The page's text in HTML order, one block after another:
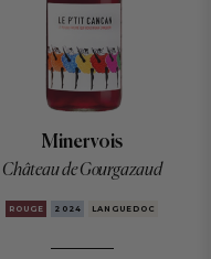
Minervois
Château de Gourgazaud
ROUGE 2024 LANGUEDOC